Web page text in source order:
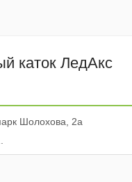
каток ЛедАкс
Шолохова, 2а